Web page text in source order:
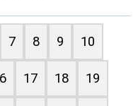
7 8 9 10
17 18 19